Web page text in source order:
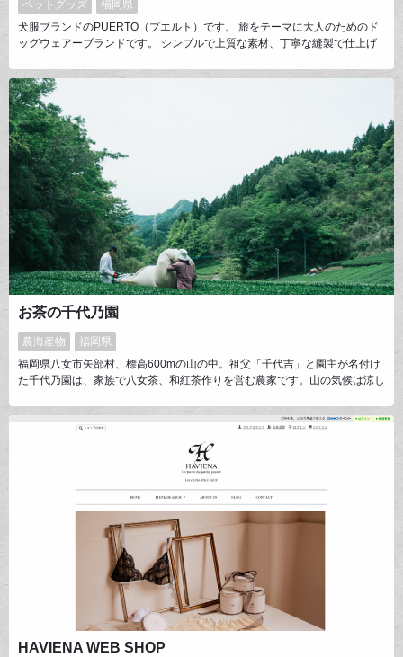
ペットグッズ
福岡県
犬服ブランドのPUERTO（プエルト）です。 旅をテーマに大人のためのド
ッグウェアーブランドです。 シンプルで上質な素材、丁寧な縫製で仕上げ
お茶の千代乃園
農海産物
福岡県
福岡県八女市矢部村、標高600mの山の中。祖父「千代吉」と園主が名付け
た千代乃園は、家族で八女茶、和紅茶作りを営む農家です。山の気候は涼し
して生まれたのが「雪ふる山のおそぶき茶」です。生産から流通まで自分達
の手で。気候や地域性を活かした香り高いお茶を目指します。
HAVIENA WEB SHOP